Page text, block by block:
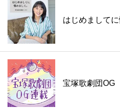
はじめましてに
宝塚歌劇団OG